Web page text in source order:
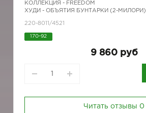
КОЛЛЕКЦИЯ - FREEDOM
ХУДИ - ОБЪЯТИЯ БУНТАРКИ (2-МИЛОРИ)
220-8011/4521
170-92
9 860 руб
Читать отзывы 0